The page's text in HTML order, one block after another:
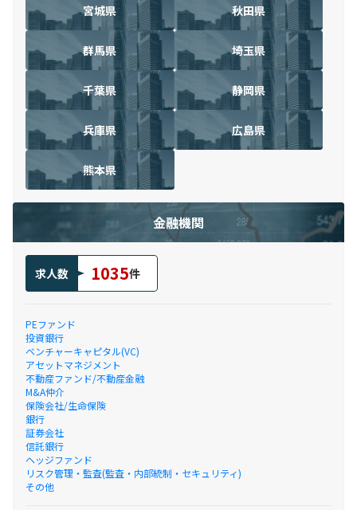
宮城県 秋田県
群馬県 埼玉県
千葉県 静岡県
兵庫県 広島県
熊本県
金融機関
求人数 1035件
PEファンド
投資銀行
ベンチャーキャピタル(VC)
アセットマネジメント
不動産ファンド/不動産金融
M&A仲介
保険会社/生命保険
銀行
証券会社
信託銀行
ヘッジファンド
リスク管理・監査(監査・内部統制・セキュリティ)
その他